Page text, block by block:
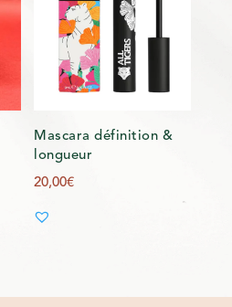
Mascara définition &
longueur
20,00€